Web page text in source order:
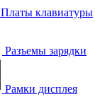
Платы клавиатуры
Разъемы зарядки
Рамки дисплея